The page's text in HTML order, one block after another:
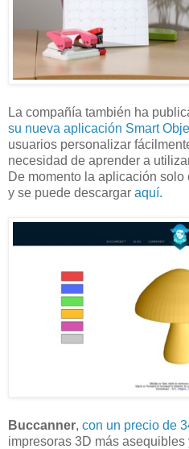
La compañía también ha
su nueva aplicación Smart
usuarios personalizar
necesidad de aprender a
De momento la aplicación
y se puede descargar aquí.
Buccanner, con un precio de
impresoras 3D más asequibles